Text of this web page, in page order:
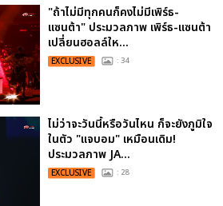
"ถ้าไม่มีทุกคนก็คงไม่มีเพิร์ธ-
แซนต้า" ประมวลภาพ เพิร์ธ-แซนต้า
เปลี่ยนฮอลล์ให...
EXCLUSIVE : 34
ไม่ว่าจะวันนี้หรือวันไหน ก็จะยังภูมิใจ
ในตัว "แจบอม" เหมือนเดิม!
ประมวลภาพ JA...
EXCLUSIVE : 28